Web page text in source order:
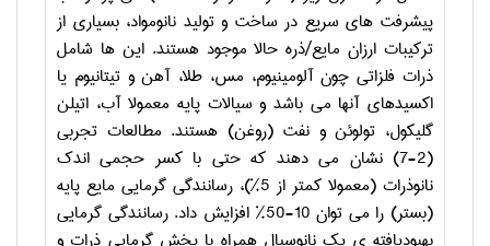
پیشرفت های سریع در ساخت و تولید نانومواد، بسیاری از
ترکیبات ارزان مایع/ذره حالا موجود هستند. این ها شامل
ذرات فلزاتی چون آلومینیوم، مس، طلا، آهن و تیتانیوم یا
اکسیدهای آنها می باشد و سیالات پایه معمولا آب، اتیلن
گلیکول، تولوئن و نفت (روغن) هستند. مطالعات تجربی
(2-7) نشان می دهند که حتی با کسر حجمی اندک
نانوذرات (معمولا کمتر از 5%)، رسانندگی گرمایی مایع پایه
(بستر) را می توان 10-50% افزایش داد. رسانندگی گرمایی